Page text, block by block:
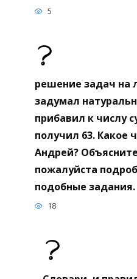
5
решение задач на
задумал
прибавил к числу
получил 63. Какое
Андрей?
пожалуйста
подобные задания.
18